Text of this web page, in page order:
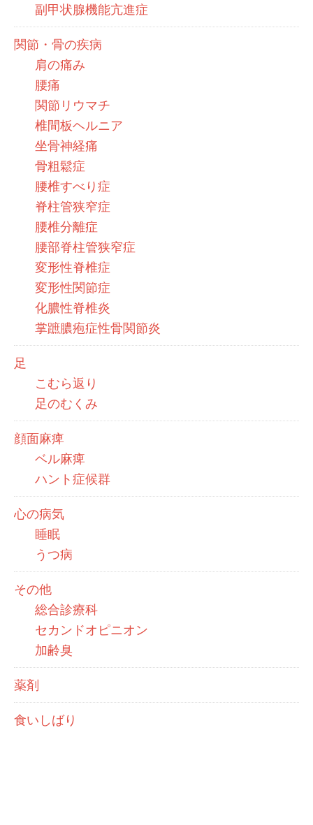
副甲状腺機能亢進症
関節・骨の疾病
肩の痛み
腰痛
関節リウマチ
椎間板ヘルニア
坐骨神経痛
骨粗鬆症
腰椎すべり症
脊柱管狭窄症
腰椎分離症
腰部脊柱管狭窄症
変形性脊椎症
変形性関節症
化膿性脊椎炎
掌蹠膿疱症性骨関節炎
足
こむら返り
足のむくみ
顔面麻痺
ベル麻痺
ハント症候群
心の病気
睡眠
うつ病
その他
総合診療科
セカンドオピニオン
加齢臭
薬剤
食いしばり